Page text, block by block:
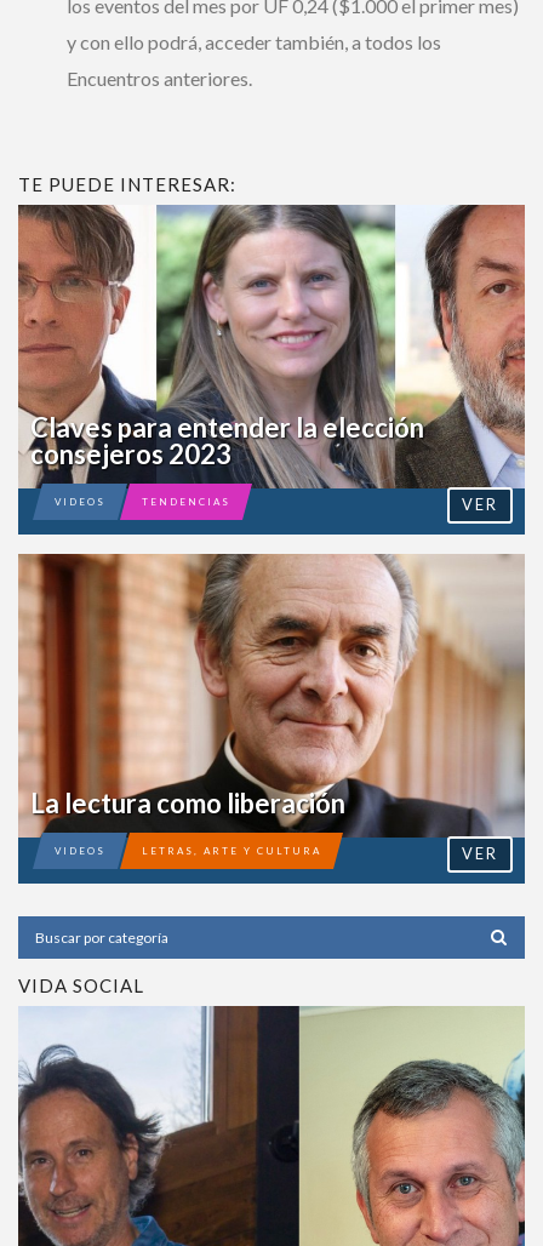
primer mes) y con ello podrá, acceder también, a
todos los Encuentros anteriores.
TE PUEDE INTERESAR:
Claves para entender la elección
consejeros 2023
TENDENCIAS
VIDEOS VER
La lectura como liberación
LETRAS, ARTE Y CULTURA
VIDEOS VER
VIDA SOCIAL